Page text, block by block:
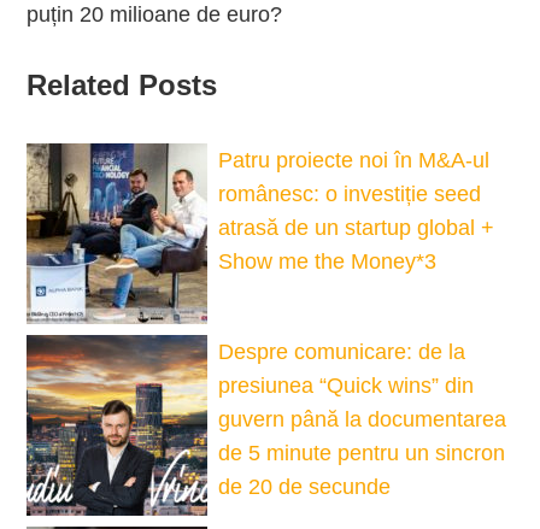
puțin 20 milioane de euro?
Related Posts
Patru proiecte noi în M&A-ul
românesc: o investiție seed
atrasă de un startup global +
Show me the Money*3
Despre comunicare: de la
presiunea “Quick wins” din
guvern până la documentarea
de 5 minute pentru un sincron
de 20 de secunde